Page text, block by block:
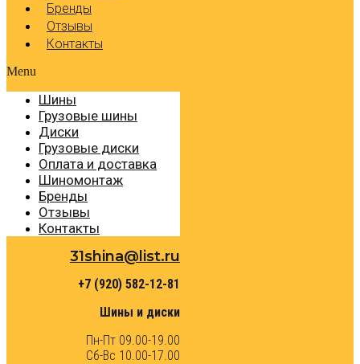
Бренды
Отзывы
Контакты
Menu
Шины
Грузовые шины
Диски
Грузовые диски
Оплата и доставка
Шиномонтаж
Бренды
Отзывы
Контакты
31shina@list.ru
+7 (920) 582-12-81
Шины и диски
Пн-Пт 09.00-19.00
Сб-Вс 10.00-17.00